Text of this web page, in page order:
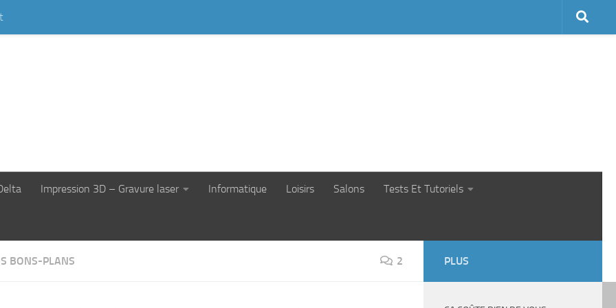
Impression 3D – Gravure laser Informatique Loisirs Salons Tests Et Tutoriels
BONS-PLANS 2 PLUS